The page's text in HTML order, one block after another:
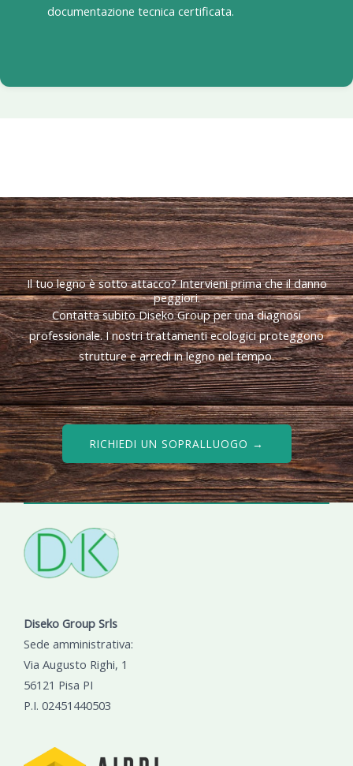
documentazione tecnica certificata.
Il tuo legno è sotto attacco? Intervieni prima che il danno
peggiori.
Contatta subito Diseko Group per una diagnosi
professionale. I nostri trattamenti ecologici proteggono
strutture e arredi in legno nel tempo.
RICHIEDI UN SOPRALLUOGO →
Diseko Group Srls
Sede amministrativa:
Via Augusto Righi, 1
56121 Pisa PI
P.I. 02451440503